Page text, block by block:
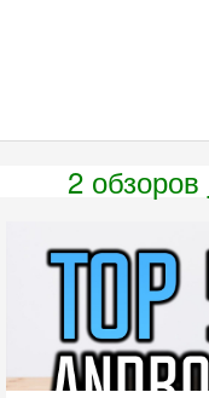
2 обзоров